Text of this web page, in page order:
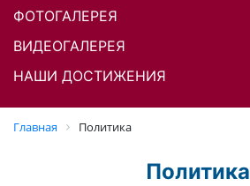
ФОТОГАЛЕРЕЯ
ВИДЕОГАЛЕРЕЯ
НАШИ ДОСТИЖЕНИЯ
Главная Политика
Политика